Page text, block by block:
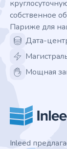
собственное
Париже для
Дата-
Мощная
Inleed